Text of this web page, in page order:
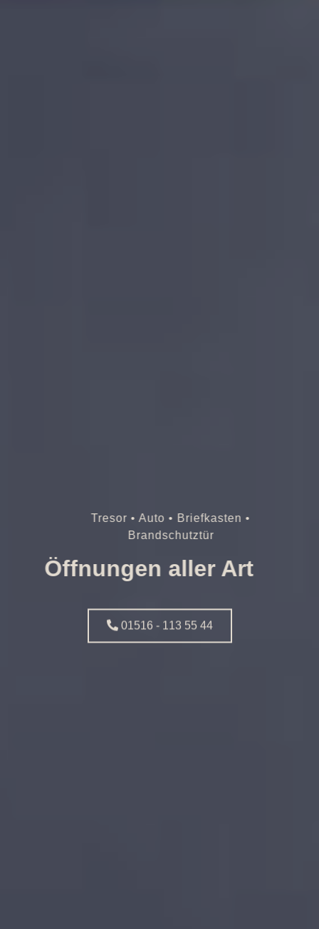
Tresor • Auto • Briefkasten •
Brandschutztür
Öffnungen aller Art
01516 - 113 55 44